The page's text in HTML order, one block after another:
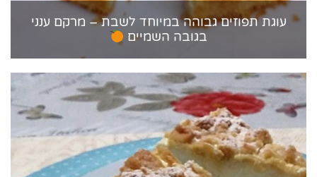
עוגת תפוזים גבוהה במיוחד לשבת – מרקם ענני
בגובה השמיים